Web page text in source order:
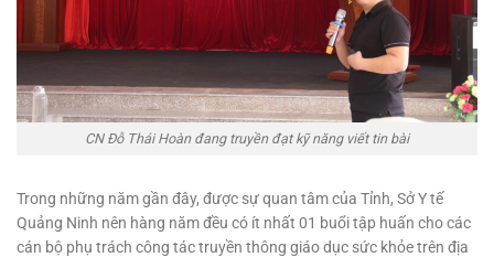
CN Đỗ Thái Hoàn đang truyền đạt kỹ năng viết tin bài
Trong những năm gần đây, được sự quan tâm của Tỉnh, Sở Y tế
Quảng Ninh nên hàng năm đều có ít nhất 01 buổi tập huấn cho các
cán bộ phụ trách công tác truyền thông giáo dục sức khỏe trên địa